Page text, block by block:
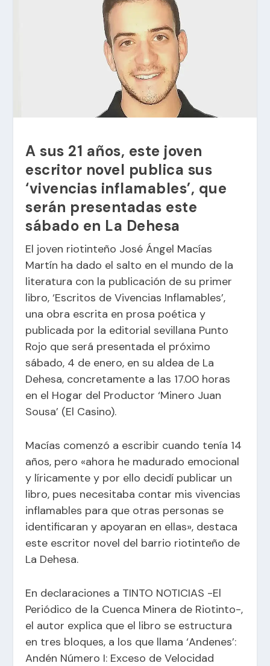
A sus 21 años, este joven
escritor novel publica sus
‘vivencias inflamables’, que
serán presentadas este
sábado en La Dehesa
El joven riotinteño José Ángel Macías
Martín ha dado el salto en el mundo de la
literatura con la publicación de su primer
libro, ‘Escritos de Vivencias Inflamables’,
una obra escrita en prosa poética y
publicada por la editorial sevillana Punto
Rojo que será presentada el próximo
sábado, 4 de enero, en su aldea de La
Dehesa, concretamente a las 17.00 horas
en el Hogar del Productor ‘Minero Juan
Sousa’ (El Casino).
Macías comenzó a escribir cuando tenía 14
años, pero «ahora he madurado emocional
y líricamente y por ello decidí publicar un
libro, pues necesitaba contar mis vivencias
inflamables para que otras personas se
identificaran y apoyaran en ellas», destaca
este escritor novel del barrio riotinteño de
La Dehesa.
En declaraciones a TINTO NOTICIAS -El
Periódico de la Cuenca Minera de Riotinto-,
el autor explica que el libro se estructura
en tres bloques, a los que llama ‘Andenes’:
Andén Número I: Exceso de Velocidad